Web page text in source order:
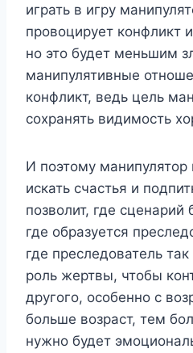
играть в игру
провоцирует конфликт
но это будет меньшим
манипулятивные
конфликт, ведь цель
сохранять видимость
И поэтому манипулятор
искать счастья и
позволит, где сценарий
где образуется
где преследователь
роль жертвы, чтобы
другого, особенно с
больше возраст, тем
нужно будет